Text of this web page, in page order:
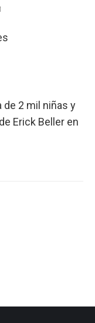
de 2 mil niñas y
Erick Beller en